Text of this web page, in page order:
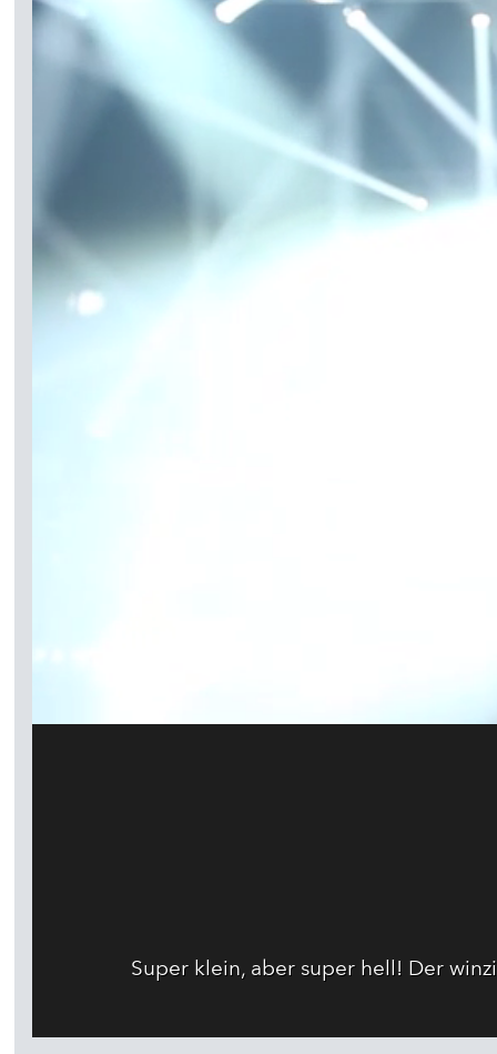
Super klein, aber super hell! Der